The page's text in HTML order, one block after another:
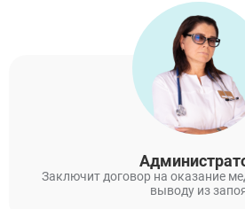
Заключит договор на оказание
выводу из